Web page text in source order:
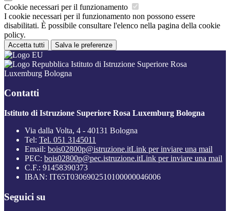
Cookie necessari per il funzionamento
I cookie necessari per il funzionamento non possono essere
disabilitati. È possibile consultare l'elenco nella pagina della cookie
policy.
Accetta tutti Salva le preferenze
Istituto di Istruzione Superiore Rosa
Luxemburg Bologna
Contatti
Istituto di Istruzione Superiore Rosa Luxemburg Bologna
Via dalla Volta, 4 - 40131 Bologna
Tel: Tel. 051 3145011
Email: bois02800p@istruzione.itLink per inviare una mail
PEC: bois02800p@pec.istruzione.itLink per inviare una mail
C.F.: 91458390373
IBAN: IT65T0306902510100000046006
Seguici su